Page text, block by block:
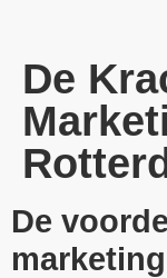
De
De